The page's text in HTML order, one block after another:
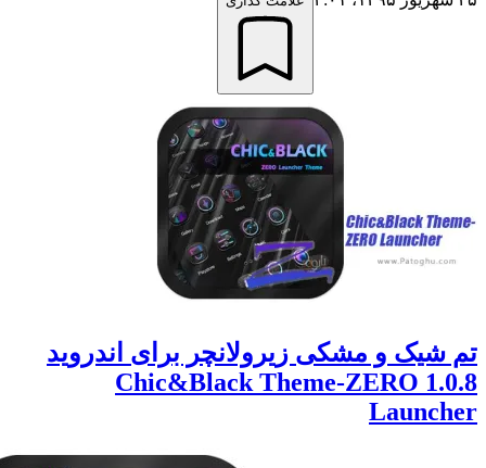
و مشکی زیرولانچر برای اندروید
1.0.8 Chic&Black Theme-ZERO